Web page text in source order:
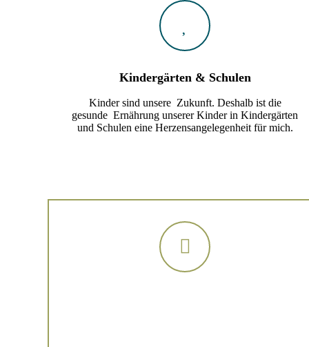
Kindergärten & Schulen
Kinder sind unsere Zukunft. Deshalb ist die
gesunde Ernährung unserer Kinder in Kindergärten
und Schulen eine Herzensangelegenheit für mich.